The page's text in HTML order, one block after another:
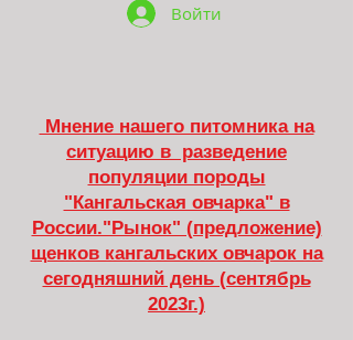
Войти
Мнение нашего питомника на
ситуацию в разведение
популяции породы
"Кангальская овчарка" в
России."Рынок" (предложение)
щенков кангальских овчарок на
сегодняшний день (сентябрь
2023г.)